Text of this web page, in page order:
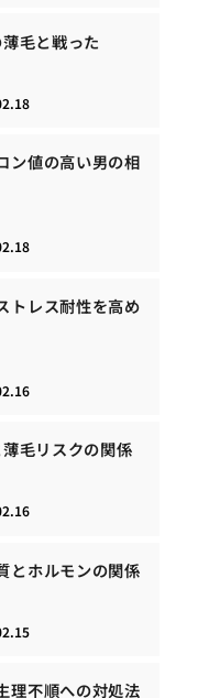
毛と戦った
ン値の高い男の相
トレス耐性を高め
毛リスクの関係
とホルモンの関係
理不順への対処法